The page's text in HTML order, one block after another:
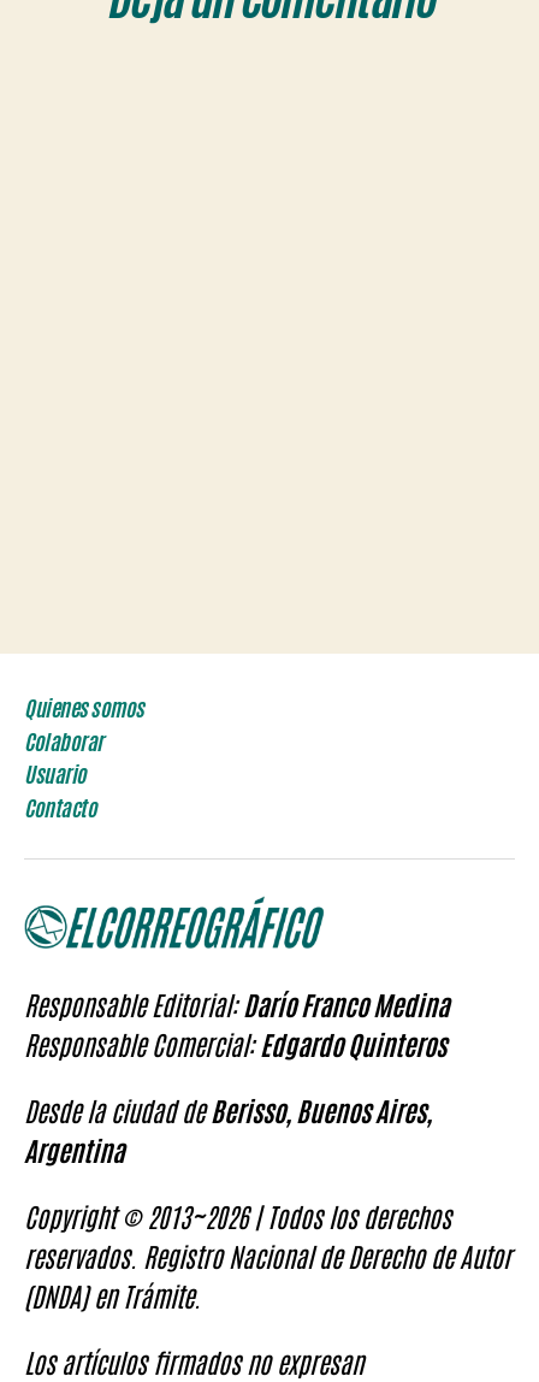
Quienes somos
Colaborar
Usuario
Contacto
Responsable Editorial:Darío Franco Medina
Responsable Comercial:Edgardo Quinteros
Desde la ciudad deBerisso, Buenos Aires,
Argentina
Copyright © 2013~2026 | Todos los derechos
reservados. Registro Nacional de Derecho de Autor
(DNDA) en Trámite.
Los artículos firmados no expresan